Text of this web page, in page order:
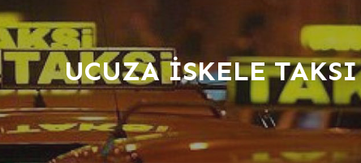
UCUZA İSKELE TAKSI